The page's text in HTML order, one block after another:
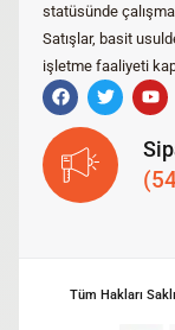
statüsünde
Satışlar, basit
işletme faaliyeti
Tüm Hakları